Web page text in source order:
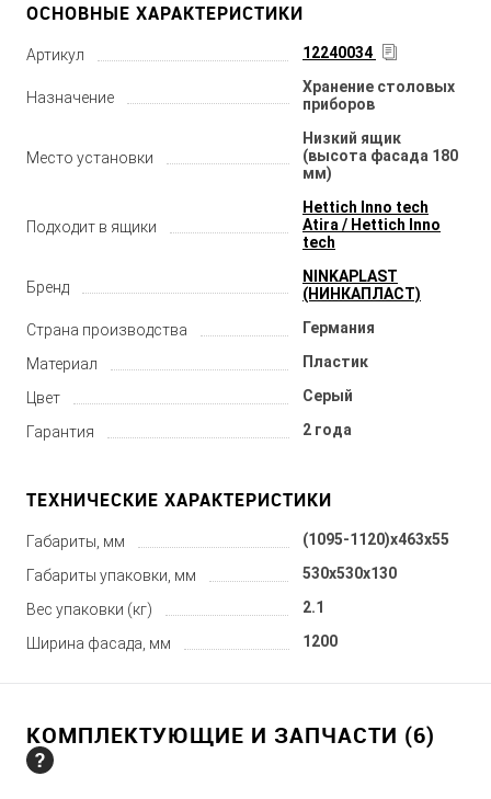
ОСНОВНЫЕ ХАРАКТЕРИСТИКИ
Артикул 12240034
Назначение
Хранение столовых
приборов
Место установки
Низкий ящик
(высота фасада 180
мм)
Подходит в ящики
Hettich Inno tech
Atira / Hettich Inno
tech
Бренд
NINKAPLAST
(НИНКАПЛАСТ)
Страна производства Германия
Материал Пластик
Цвет Серый
Гарантия 2 года
ТЕХНИЧЕСКИЕ ХАРАКТЕРИСТИКИ
Габариты, мм (1095-1120)x463x55
Габариты упаковки, мм 530x530x130
Вес упаковки (кг) 2.1
Ширина фасада, мм 1200
КОМПЛЕКТУЮЩИЕ И ЗАПЧАСТИ (6)